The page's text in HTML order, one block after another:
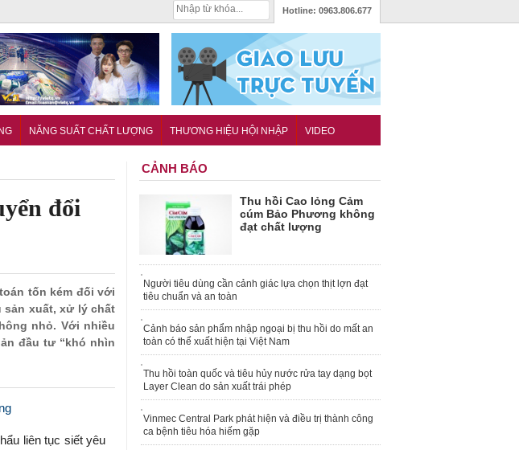
Hotline: 0963.806.677
NĂNG SUẤT CHẤT LƯỢNG THƯƠNG HIỆU HỘI NHẬP VIDEO
đổi
tốn kém đối với
sản xuất, xử lý chất
nhỏ. Với nhiều
đầu tư “khó nhìn
liên tục siết yêu
CẢNH BÁO
Thu hồi Cao lỏng Cảm
cúm Bảo Phương không
đạt chất lượng
Người tiêu dùng cần cảnh giác lựa chọn thịt lợn đạt
tiêu chuẩn và an toàn
Cảnh báo sản phẩm nhập ngoại bị thu hồi do mất an
toàn có thể xuất hiện tại Việt Nam
Thu hồi toàn quốc và tiêu hủy nước rửa tay dạng bọt
Layer Clean do sản xuất trái phép
Vinmec Central Park phát hiện và điều trị thành công
ca bệnh tiêu hóa hiếm gặp